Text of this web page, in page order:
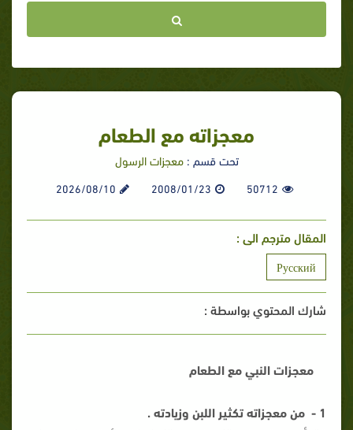
معجزاته مع الطعام
تحت قسم :معجزات الرسول
50712
2008/01/23
2026/08/10
المقال مترجم الى :
Русский
شارك المحتوي بواسطة :
معجزات النبي مع الطعام
1 - من معجزاته تكثير اللبن وزيادته .